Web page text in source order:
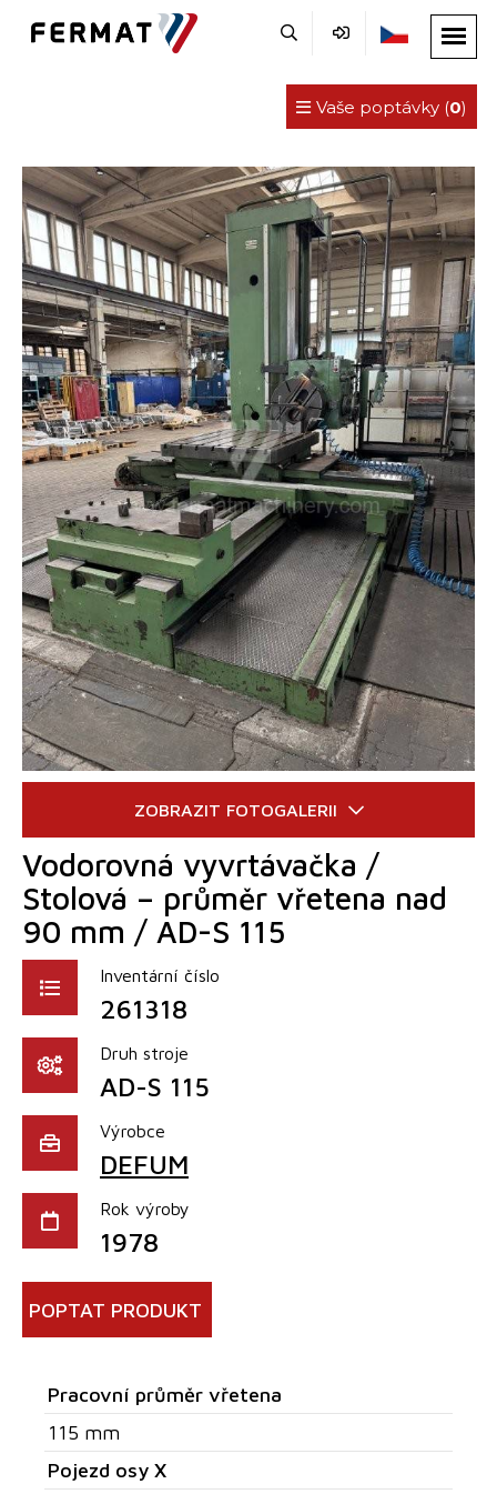
Vaše poptávky (0)
Vodorovná vyvrtávačka /
Stolová – průměr vřetena nad
90 mm / AD-S 115
Inventární číslo
261318
Druh stroje
AD-S 115
Výrobce
DEFUM
Rok výroby
1978
POPTAT PRODUKT
Pracovní průměr vřetena
115 mm
Pojezd osy X